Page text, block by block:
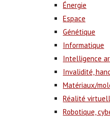
Énergie
Espace
Génétique
Informatique
Intelligence
Invalidité,
Matériaux/
Réalité
Robotique,